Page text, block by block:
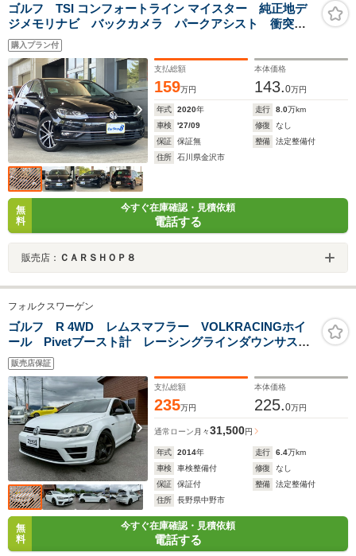
ゴルフ TSI コンフォートライン マイスター 純正地デ
ジメモリナビ バックカメラ パークアシスト 衝突軽
減 レーンキープ ブラインドスポット ACC コーナ
ーセンサー パドルシフト ステアリングリモコン
LEDヘッドライト スマートキー ETC2.0
購入プラン付
支払総額
159万円
本体価格
143.0万円
年式 2020年 走行 8.0万km
車検
'27/09 修復
なし
保証
保証無 整備
法定整備付
住所
石川県金沢市
無
料
今すぐ在庫確認・見積依頼
電話する
販売店： ＣＡＲＳＨＯＰ８
フォルクスワーゲン
ゴルフ R 4WD レムスマフラー VOLKRACINGホイ
ール Pivetブースト計 レーシングラインダウンサス
スモークテール デジタルインナーイラー ナビ ETC
販売店保証
支払総額
235万円
本体価格
225.0万円
通常ローン 月々31,500円
年式 2014年 走行 6.4万km
車検
車検整備付 修復
なし
保証
保証付 整備
法定整備付
住所
長野県中野市
無
料
今すぐ在庫確認・見積依頼
電話する